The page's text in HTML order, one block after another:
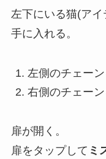
左下にいる猫(ア
手に入れる。
左側のチェーン
右側のチェーン
扉が開く。
扉をタップして ミ